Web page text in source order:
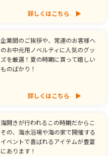
詳しくはこちら
企業間のご挨拶や、常連のお客様へ
のお中元用ノベルティに人気のグッ
ズを厳選！夏の時期に貰って嬉しい
ものばかり！
詳しくはこちら
海開きが行われるこの時期だからこ
その、海水浴場や海の家で開催する
イベントで喜ばれるアイテムが豊富
にあります！